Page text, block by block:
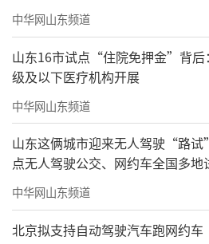
中华网山东频道
山东16市试点“住院免押金”背后
级及以下医疗机构开展
中华网山东频道
山东这俩城市迎来无人驾驶“路
点无人驾驶公交、网约车全国多地
路
中华网山东频道
北京拟支持自动驾驶汽车跑网约车